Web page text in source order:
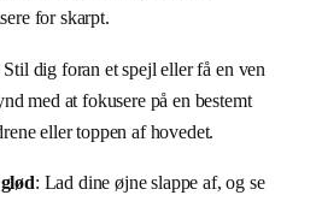
for skarpt.
Stil dig foran et spejl eller få en ven
med at fokusere på en bestemt
eller toppen af hovedet.
: Lad dine øjne slappe af, og se